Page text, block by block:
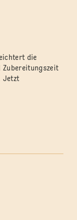
die
Zubereitungszeit
Jetzt